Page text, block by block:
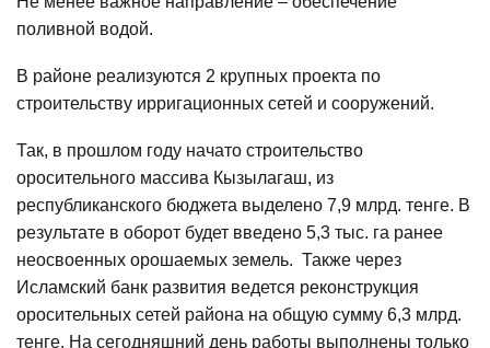
поливной водой.
В районе реализуются 2 крупных проекта по
строительству ирригационных сетей и сооружений.
Так, в прошлом году начато строительство
оросительного массива Кызылагаш, из
республиканского бюджета выделено 7,9 млрд. тенге. В
результате в оборот будет введено 5,3 тыс. га ранее
неосвоенных орошаемых земель. Также через
Исламский банк развития ведется реконструкция
оросительных сетей района на общую сумму 6,3 млрд.
тенге. На сегодняшний день работы выполнены только